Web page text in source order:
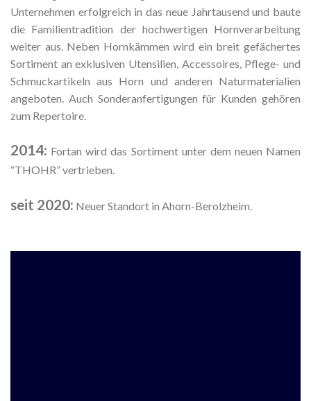
Unternehmen erfolgreich in das neue Jahrtausend und baute
die Familientradition der hochwertigen Hornverarbeitung
weiter aus. Neben Hornkämmen wird ein breit gefächertes
Sortiment an exklusiven Utensilien, Accessoires, Pflege- und
Schmuckartikeln aus Horn und anderen Naturmaterialien
angeboten. Auch Sonderanfertigungen für Kunden gehören
zum Repertoire.
2014: Fortan wird das Sortiment unter dem neuen Namen
“THOHR” vertrieben.
seit 2020: Neuer Standort in Ahorn-Berolzheim.